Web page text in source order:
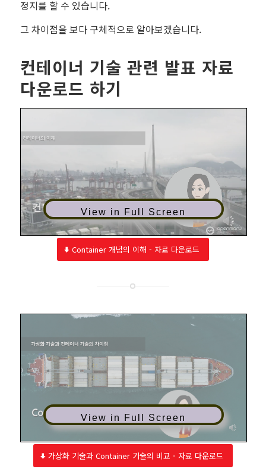
정지를 할 수 있습니다.
그 차이점을 보다 구체적으로 알아보겠습니다.
컨테이너 기술 관련 발표 자료
다운로드 하기
View in Full Screen
Container 개념의 이해 - 자료 다운로드
View in Full Screen
가상화 기술과 Container 기술의 비교 - 자료 다운로드